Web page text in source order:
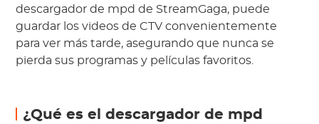
descargador de mpd de StreamGaga, puede
guardar los videos de CTV convenientemente
para ver más tarde, asegurando que nunca se
pierda sus programas y películas favoritos.
¿Qué es el descargador de mpd